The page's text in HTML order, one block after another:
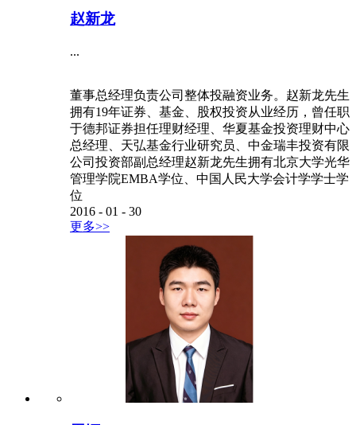
赵新龙
...
董事总经理负责公司整体投融资业务。赵新龙先生
拥有19年证券、基金、股权投资从业经历，曾任职
于德邦证券担任理财经理、华夏基金投资理财中心
总经理、天弘基金行业研究员、中金瑞丰投资有限
公司投资部副总经理赵新龙先生拥有北京大学光华
管理学院EMBA学位、中国人民大学会计学学士学
位
2016 - 01 - 30
更多>>